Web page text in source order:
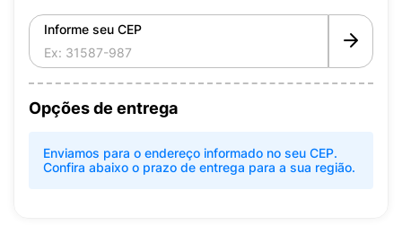
Informe seu CEP
Opções de entrega
Enviamos para o endereço informado no seu CEP.
Confira abaixo o prazo de entrega para a sua região.